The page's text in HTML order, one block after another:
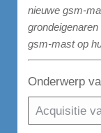
nieuwe gsm-
gsm-mast op
Onderwerp